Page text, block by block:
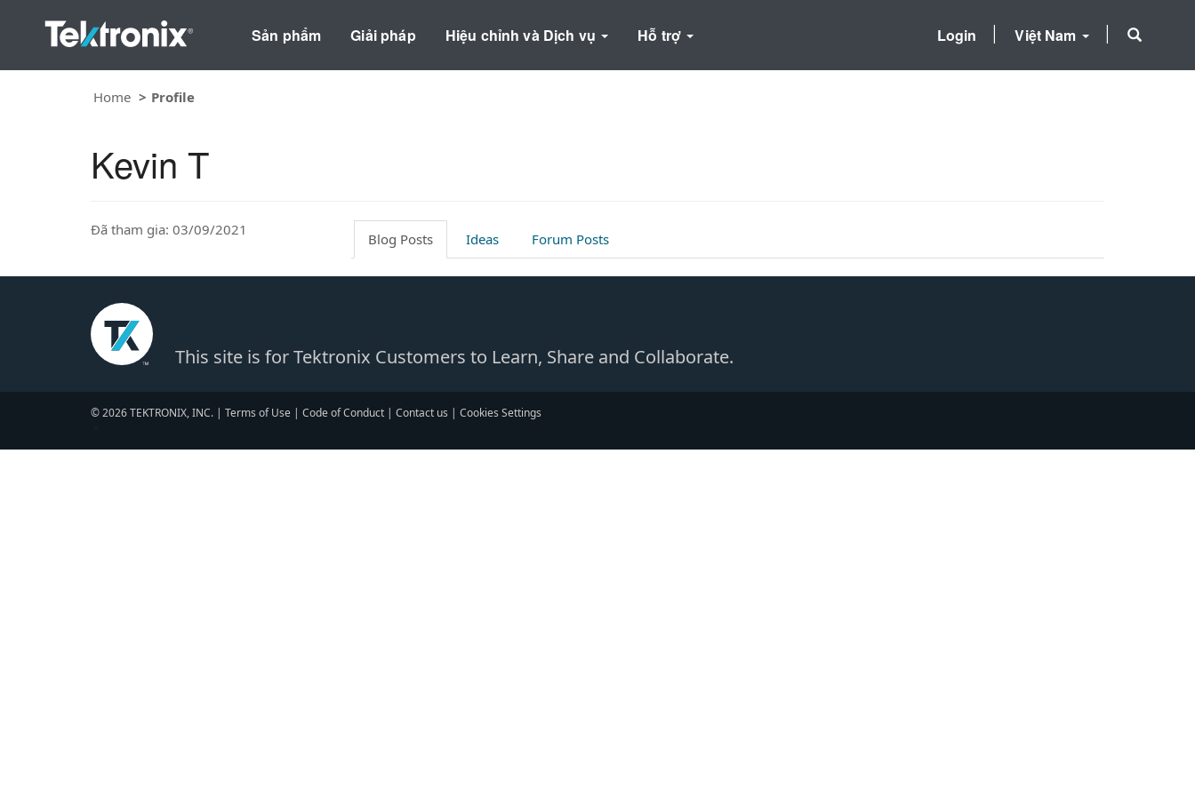
Sản phẩm Giải pháp Hiệu chỉnh và Dịch vụ Hỗ trợ Việt Nam
Login
Home Profile
Kevin T
Đã tham gia: 03/09/2021
Blog Posts Ideas Forum Posts
This site is for Tektronix Customers to Learn, Share and Collaborate.
© 2026 TEKTRONIX, INC. | Terms of Use | Code of Conduct | Contact us | Cookies Settings